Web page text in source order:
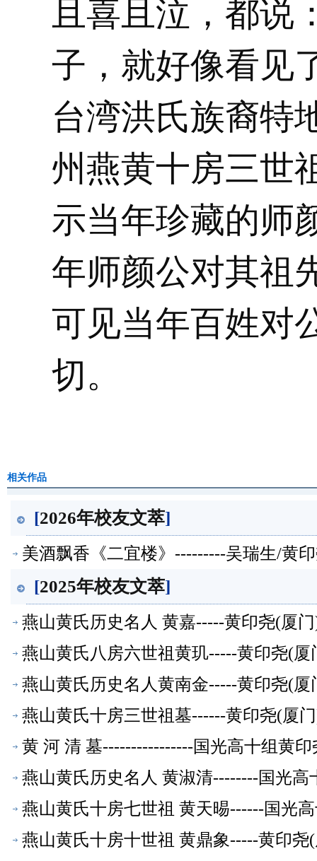
且喜且泣，都说
子，就好像看见
台湾洪氏族裔特
州燕黄十房三世
示当年珍藏的师
年师颜公对其祖
可见当年百姓对
切。
相关作品
[2026年校友文萃]
美酒飘香《二宜楼》---------吴瑞生/黄
[2025年校友文萃]
燕山黄氏历史名人 黄嘉-----黄印尧(厦
燕山黄氏八房六世祖黄玑-----黄印尧(
燕山黄氏历史名人黄南金-----黄印尧(
燕山黄氏十房三世祖墓------黄印尧(厦
黄 河 清 墓----------------国光高十组黄
燕山黄氏历史名人 黄淑清--------国光
燕山黄氏十房七世祖 黄天晹------国光
燕山黄氏十房十世祖 黄鼎象-----黄印